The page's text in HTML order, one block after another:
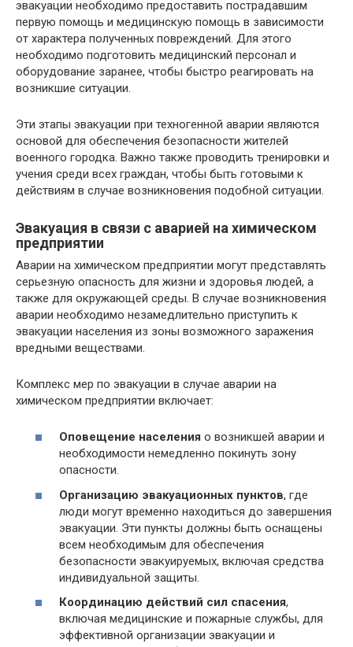
эвакуации необходимо предоставить пострадавшим
первую помощь и медицинскую помощь в зависимости
от характера полученных повреждений. Для этого
необходимо подготовить медицинский персонал и
оборудование заранее, чтобы быстро реагировать на
возникшие ситуации.
Эти этапы эвакуации при техногенной аварии являются
основой для обеспечения безопасности жителей
военного городка. Важно также проводить тренировки и
учения среди всех граждан, чтобы быть готовыми к
действиям в случае возникновения подобной ситуации.
Эвакуация в связи с аварией на химическом
предприятии
Аварии на химическом предприятии могут представлять
серьезную опасность для жизни и здоровья людей, а
также для окружающей среды. В случае возникновения
аварии необходимо незамедлительно приступить к
эвакуации населения из зоны возможного заражения
вредными веществами.
Комплекс мер по эвакуации в случае аварии на
химическом предприятии включает:
Оповещение населения о возникшей аварии и
необходимости немедленно покинуть зону
опасности.
Организацию эвакуационных пунктов, где
люди могут временно находиться до завершения
эвакуации. Эти пункты должны быть оснащены
всем необходимым для обеспечения
безопасности эвакуируемых, включая средства
индивидуальной защиты.
Координацию действий сил спасения,
включая медицинские и пожарные службы, для
эффективной организации эвакуации и